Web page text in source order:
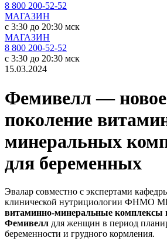
8 800 200-52-52
МАГАЗИН
c 3:30 до 20:30 мск
МАГАЗИН
8 800 200-52-52
c 3:30 до 20:30 мск
15.03.2024
Фемивелл — новое
поколение
минеральных
для беременных
Эвалар совместно с экспертами
клинической нутрициологии ФНМО
витаминно-минеральные комплексы
Фемивелл для женщин в период
беременности и грудного кормления.